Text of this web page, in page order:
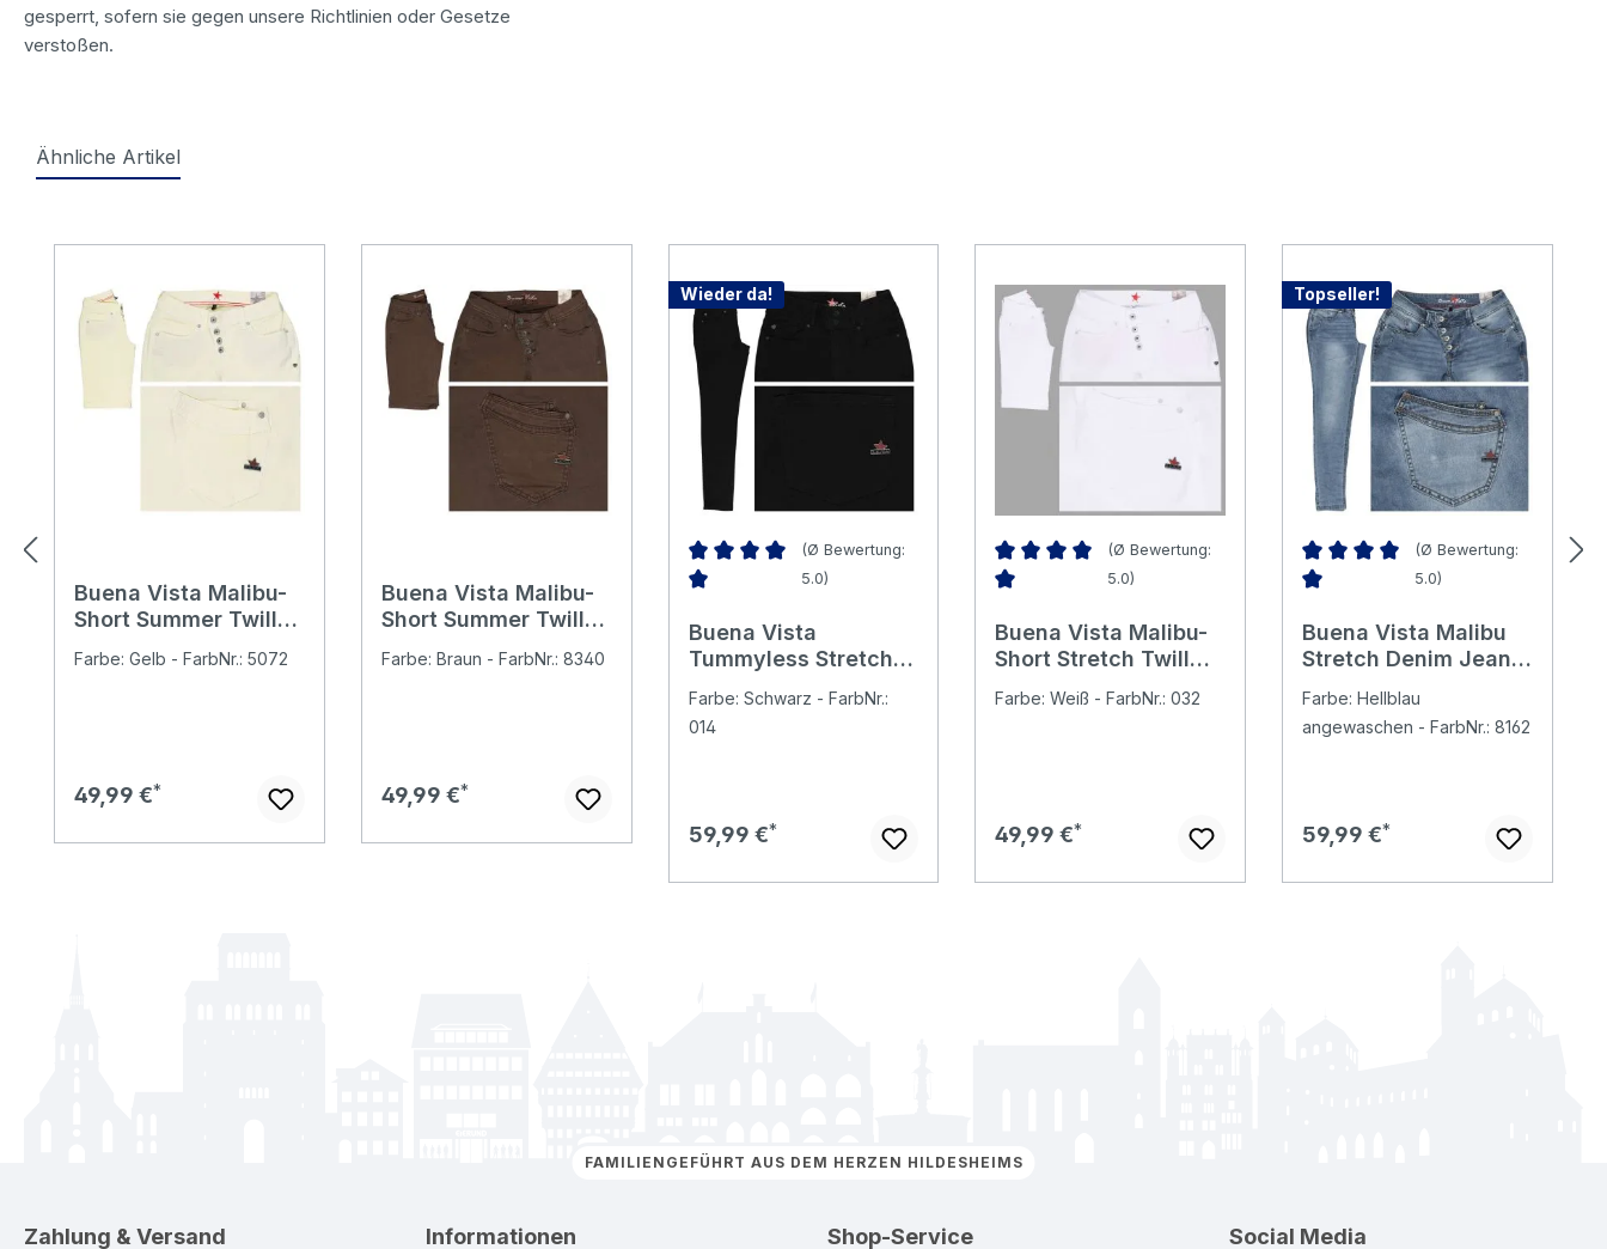
gesperrt, sofern sie gegen unsere Richtlinien oder Gesetze
verstoßen.
Ähnliche Artikel
Buena Vista Malibu-
Short Summer Twill
buttermilk
Farbe: Gelb - FarbNr.: 5072
Regulärer Preis:
49,99 €
Buena Vista Malibu-
Short Summer Twill
Farbe: Braun - FarbNr.: 8340
Regulärer Preis:
49,99 €
Wieder da!
(Ø Bewertung:
5.0)
Buena Vista
Tummyless Stretch
black
Farbe: Schwarz - FarbNr.:
014
Regulärer Preis:
59,99 €
(Ø Bewertung:
5.0)
Buena Vista Malibu-
Short Stretch Twill
Farbe: Weiß - FarbNr.: 032
Regulärer Preis:
49,99 €
Topseller!
(Ø Bewertung:
5.0)
Buena Vista Malibu
Stretch Denim Jeans
Farbe: Hellblau
angewaschen - FarbNr.: 8162
Regulärer Preis:
59,99 €
FAMILIENGEFÜHRT AUS DEM HERZEN HILDESHEIMS
Zahlung & Versand Informationen Shop-Service Social Media